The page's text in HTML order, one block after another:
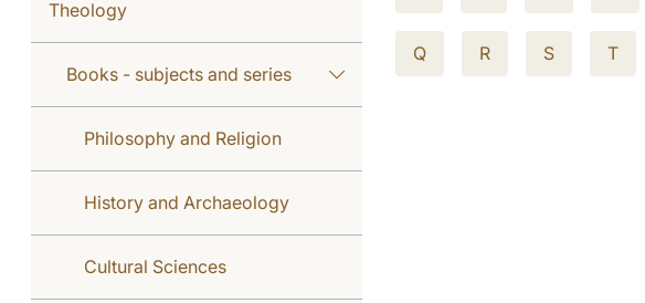
Theology
Books - subjects and series
Philosophy and Religion
History and Archaeology
Cultural Sciences
Q R S T